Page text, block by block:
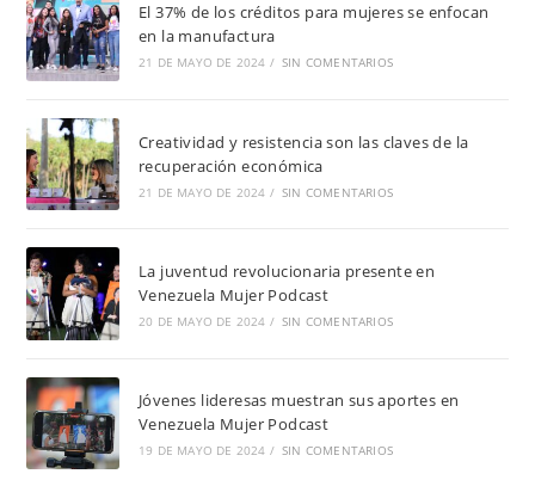
El 37% de los créditos para mujeres se enfocan
en la manufactura
21 DE MAYO DE 2024 / SIN COMENTARIOS
Creatividad y resistencia son las claves de la
recuperación económica
21 DE MAYO DE 2024 / SIN COMENTARIOS
La juventud revolucionaria presente en
Venezuela Mujer Podcast
20 DE MAYO DE 2024 / SIN COMENTARIOS
Jóvenes lideresas muestran sus aportes en
Venezuela Mujer Podcast
19 DE MAYO DE 2024 / SIN COMENTARIOS